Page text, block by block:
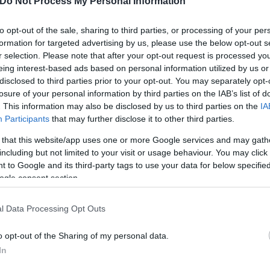
opt-out of the sale, sharing to third parties, or processing of your
for targeted advertising by us, please use the below opt-out
selection. Please note that after your opt-out request is processed
interest-based ads based on personal information utilized by us
to third parties prior to your opt-out. You may separately
of your personal information by third parties on the IAB’s list of
This information may also be disclosed by us to third parties on the
Participants that may further disclose it to other third parties.
that this website/app uses one or more Google services and may
but not limited to your visit or usage behaviour. You may
to Google and its third-party tags to use your data for below
consent section.
Data Processing Opt Outs
opt-out of the Sharing of my personal data.
να φυλακίζεται και να αποφυλακίζεται λόγω
που του αναγνωρίζουν το
κανέναν άνθρωπο σε ευρωπαϊκή δημοκρατία, γι'